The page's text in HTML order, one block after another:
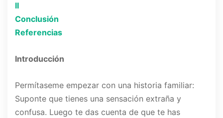
II
Conclusión
Referencias
Introducción
Permítaseme empezar con una historia familiar:
Suponte que tienes una sensación extraña y
confusa. Luego te das cuenta de que te has